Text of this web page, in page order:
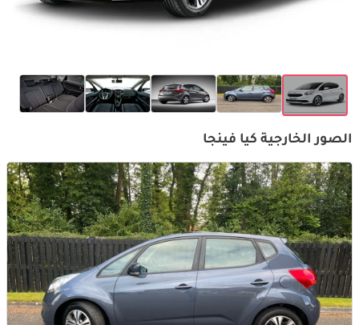
الصور الخارجية كيا فينجا